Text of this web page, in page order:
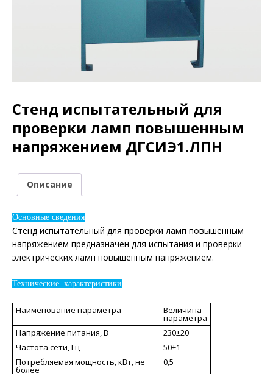
Стенд испытательный для
проверки ламп повышенным
напряжением ДГСИЭ1.ЛПН
Описание
Основные сведения
Стенд испытательный для проверки ламп повышенным
напряжением предназначен для испытания и проверки
электрических ламп повышенным напряжением.
Технические характеристики
Наименование параметра Величина
параметра
Напряжение питания, В
230±20
Частота сети, Гц
50±1
Потребляемая мощность, кВт, не
более
0,5